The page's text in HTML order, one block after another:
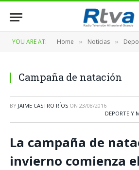
YOU ARE AT: Home » Noticias »
Campaña de natación
BY JAIME CASTRO RÍOS ON 23/08/2016
DEPORTE Y
La campaña de
invierno comienza